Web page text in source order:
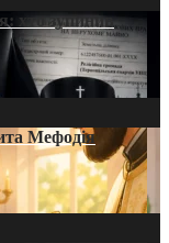
хто зупинив
Мефодія